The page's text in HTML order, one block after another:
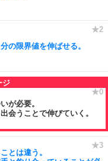
の限界値を伸ばせる。
が必要。
会うことで伸びていく。
とは違う。